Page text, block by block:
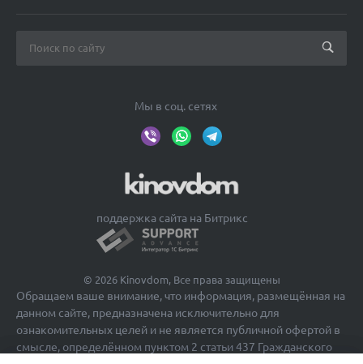
Мы в соц. сетях
© 2026 Kinovdom, Все права защищены
поддержка сайта на Битрикс
Обращаем ваше внимание, что информация, размещённая на
данном сайте, предназначена исключительно для
ознакомительных целей и не является публичной офертой в
смысле, определённом пунктом 2 статьи 437 Гражданского